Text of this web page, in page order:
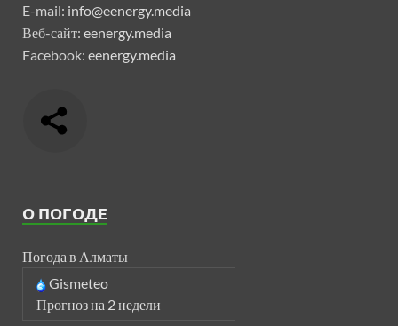
E-mail: info@eenergy.media
Веб-сайт: eenergy.media
Facebook: eenergy.media
О ПОГОДЕ
Погода в Алматы
Gismeteo
Прогноз на 2 недели